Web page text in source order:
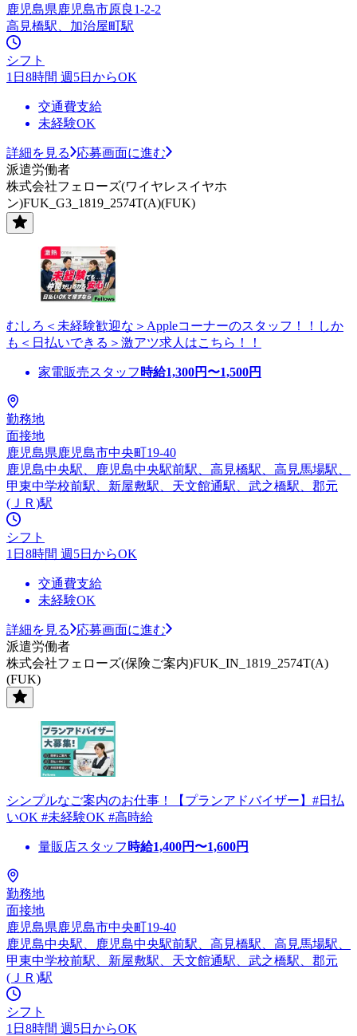
鹿児島県鹿児島市原良1-2-2
高見橋駅、加治屋町駅
シフト
1日8時間 週5日からOK
交通費支給
未経験OK
詳細を見る
応募画面に進む
派遣労働者
株式会社フェローズ(ワイヤレスイヤホ
ン)FUK_G3_1819_2574T(A)(FUK)
むしろ＜未経験歓迎な＞Appleコーナーのスタッフ！！しか
も＜日払いできる＞激アツ求人はこちら！！
家電販売スタッフ 時給1,300円〜1,500円
勤務地
面接地
鹿児島県鹿児島市中央町19-40
鹿児島中央駅、鹿児島中央駅前駅、高見橋駅、高見馬場駅、
甲東中学校前駅、新屋敷駅、天文館通駅、武之橋駅、郡元
(ＪＲ)駅
シフト
1日8時間 週5日からOK
交通費支給
未経験OK
詳細を見る
応募画面に進む
派遣労働者
株式会社フェローズ(保険ご案内)FUK_IN_1819_2574T(A)
(FUK)
シンプルなご案内のお仕事！【プランアドバイザー】#日払
いOK #未経験OK #高時給
量販店スタッフ 時給1,400円〜1,600円
勤務地
面接地
鹿児島県鹿児島市中央町19-40
鹿児島中央駅、鹿児島中央駅前駅、高見橋駅、高見馬場駅、
甲東中学校前駅、新屋敷駅、天文館通駅、武之橋駅、郡元
(ＪＲ)駅
シフト
1日8時間 週5日からOK